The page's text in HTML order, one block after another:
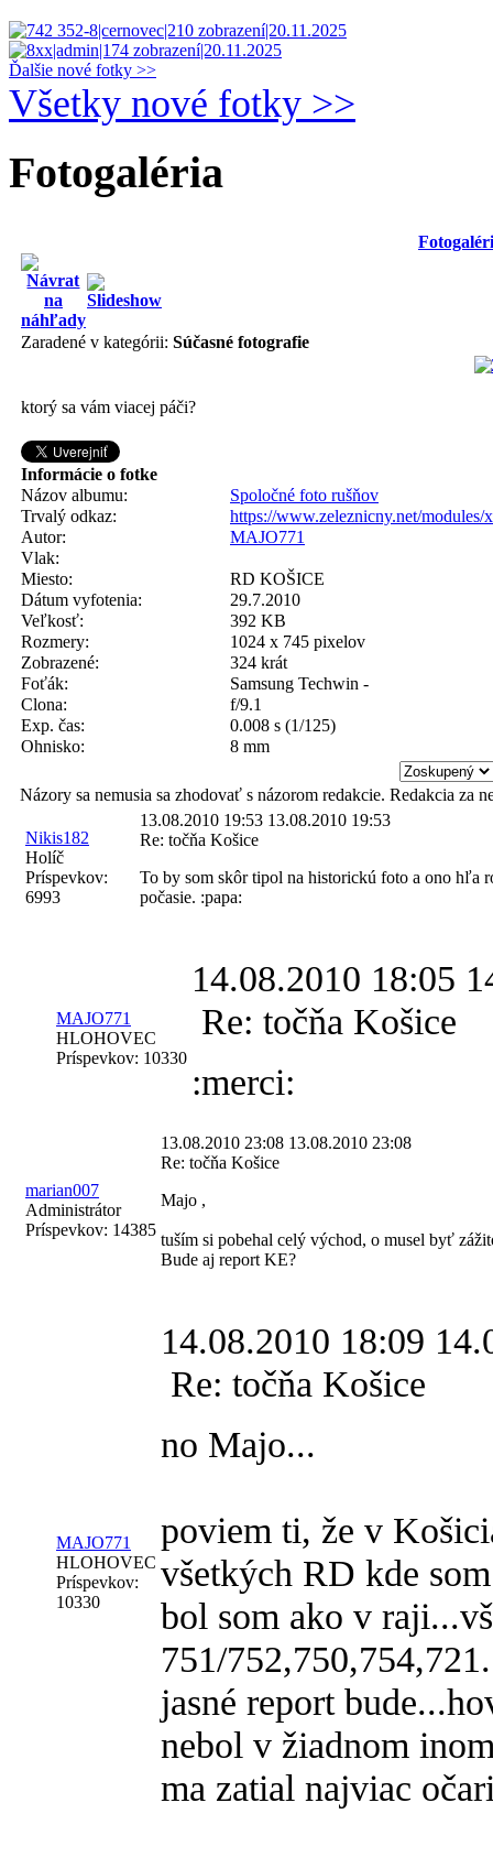
Ďalšie nové fotky >>
Všetky nové fotky >>
Fotogaléria
Zaradené v kategórii: Súčasné fotografie
ktorý sa vám viacej páči?
Informácie o fotke
Názov albumu:
Spoločné foto rušňov
Trvalý odkaz:
https://www.zeleznicny.net/
Autor:
MAJO771
Vlak:
Miesto:
RD KOŠICE
Dátum vyfotenia:
29.7.2010
Veľkosť:
392 KB
Rozmery:
1024 x 745 pixelov
Zobrazené:
324 krát
Foťák:
Samsung Techwin -
Clona:
f/9.1
Exp. čas:
0.008 s (1/125)
Ohnisko:
8 mm
Názory sa nemusia sa zhodovať s názorom redakcie. Redakcia za
Nikis182
Holíč
Príspevkov:
6993
13.08.2010 19:53 13.08.2010 19:53
Re: točňa Košice
To by som skôr tipol na historickú foto a ono hľa
počasie. :papa:
MAJO771
HLOHOVEC
Príspevkov: 10330
14.08.2010 18:05
Re: točňa Košice
:merci:
marian007
Administrátor
Príspevkov: 14385
13.08.2010 23:08 13.08.2010 23:08
Re: točňa Košice
Majo ,
tuším si pobehal celý východ, o musel byť
Bude aj report KE?
MAJO771
HLOHOVEC
Príspevkov:
10330
14.08.2010 18:09
Re: točňa Košice
no Majo...
poviem ti, že v
všetkých RD kde
bol som ako v
751/
jasné report
nebol v žiadnom
ma zatial najviac